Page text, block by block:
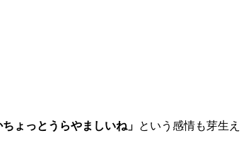
ょっとうらやましいね」 という感情も芽生え